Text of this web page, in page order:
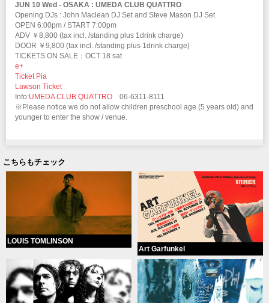
JUN 10 Wed - OSAKA : UMEDA CLUB QUATTRO
Opening DJs : John Maclean DJ Set and Steve Mason DJ Set
OPEN 6:00pm / START 7:00pm
ADV ￥8,800 (tax incl. /standing plus 1drink charge)
DOOR ￥9,800 (tax incl. /standing plus 1drink charge)
TICKETS ON SALE：OCT 18 sat
e+
Ticket Pia
Lawson Ticket
Info:UMEDA CLUB QUATTRO 06-6311-8111
※Please notice we do not allow children preschool age (5 years old) and
younger to enter the show / venue.
こちらもチェック
LOUIS TOMLINSON
Art Garfunkel